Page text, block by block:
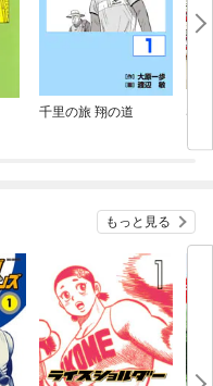
千里の旅 翔の道
もっと見る